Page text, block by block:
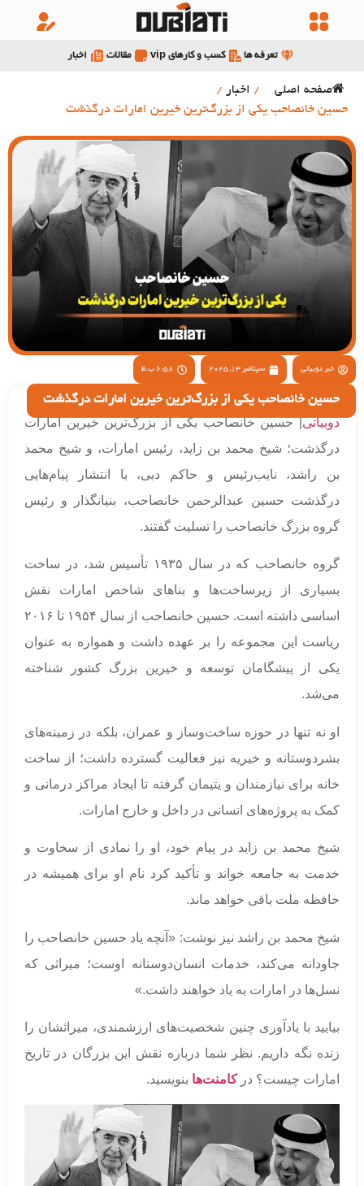
تعرفه ها کسب و کارهای vip مقالات اخبار
صفحه اصلی / اخبار /
حسین خانصاحب یکی از بزرگ‌ترین خیرین امارات درگذشت
خبر دوبیاتی سپتامبر 13, 2025 6:58 ب.ظ
حسین خانصاحب یکی از بزرگ‌ترین خیرین امارات درگذشت
دوبیاتی| حسین خانصاحب یکی از بزرگ‌ترین خیرین امارات
درگذشت؛ شیخ محمد بن زاید، رئیس امارات، و شیخ محمد
بن راشد، نایب‌رئیس و حاکم دبی، با انتشار پیام‌هایی
درگذشت حسین عبدالرحمن خانصاحب، بنیانگذار و رئیس
گروه بزرگ خانصاحب را تسلیت گفتند.
گروه خانصاحب که در سال ۱۹۳۵ تأسیس شد، در ساخت
بسیاری از زیرساخت‌ها و بناهای شاخص امارات نقش
اساسی داشته است. حسین خانصاحب از سال ۱۹۵۴ تا ۲۰۱۶
ریاست این مجموعه را بر عهده داشت و همواره به عنوان
یکی از پیشگامان توسعه و خیرین بزرگ کشور شناخته
می‌شد.
او نه تنها در حوزه ساخت‌وساز و عمران، بلکه در زمینه‌های
بشردوستانه و خیریه نیز فعالیت گسترده داشت؛ از ساخت
خانه برای نیازمندان و یتیمان گرفته تا ایجاد مراکز درمانی و
کمک به پروژه‌های انسانی در داخل و خارج امارات.
شیخ محمد بن زاید در پیام خود، او را نمادی از سخاوت و
خدمت به جامعه خواند و تأکید کرد نام او برای همیشه در
حافظه ملت باقی خواهد ماند.
شیخ محمد بن راشد نیز نوشت: «آنچه یاد حسین خانصاحب را
جاودانه می‌کند، خدمات انسان‌دوستانه اوست؛ میراثی که
نسل‌ها در امارات به یاد خواهند داشت.»
بیایید با یادآوری چنین شخصیت‌های ارزشمندی، میراثشان را
زنده نگه داریم. نظر شما درباره نقش این بزرگان در تاریخ
امارات چیست؟ درکامنت‌ها بنویسید.